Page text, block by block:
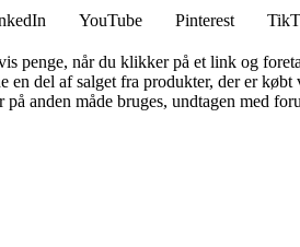
YouTube Pinterest
penge, når du klikker på et link og
del af salget fra produkter, der er
på anden måde bruges, undtagen med